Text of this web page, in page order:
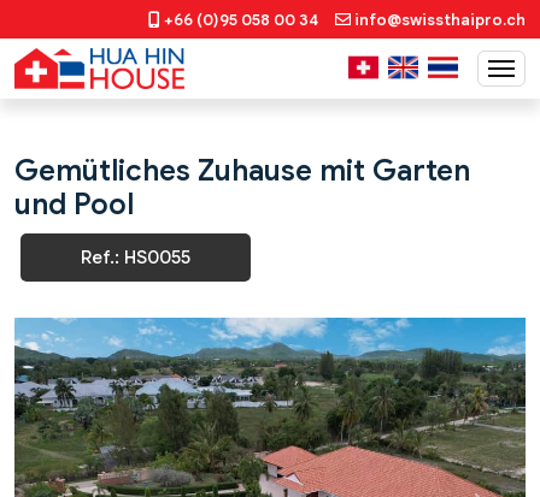
+66 (0)95 058 00 34 info@swissthaipro.ch
Gemütliches Zuhause mit Garten
und Pool
Ref.: HS0055